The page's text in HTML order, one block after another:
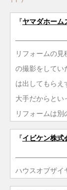
『ヤマダホーム
リフォームの
の撮影をしてい
は出してもらえ
大手だからとい
リフォームは別
『イビケン株式
ハウスオブザイ